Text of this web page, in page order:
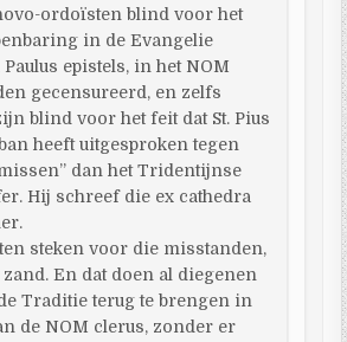
ordoïsten blind voor het
in de Evangelie
epistels, in het NOM
gecensureerd, en zelfs
blind voor het feit dat St. Pius
ban heeft uitgesproken tegen
dan het Tridentijnse
Hij schreef die ex cathedra
steken voor die misstanden,
En dat doen al diegenen
Traditie terug te brengen in
de NOM clerus, zonder er